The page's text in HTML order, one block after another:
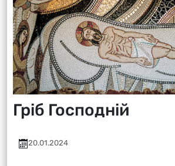
Гріб Господній
20.01.2024